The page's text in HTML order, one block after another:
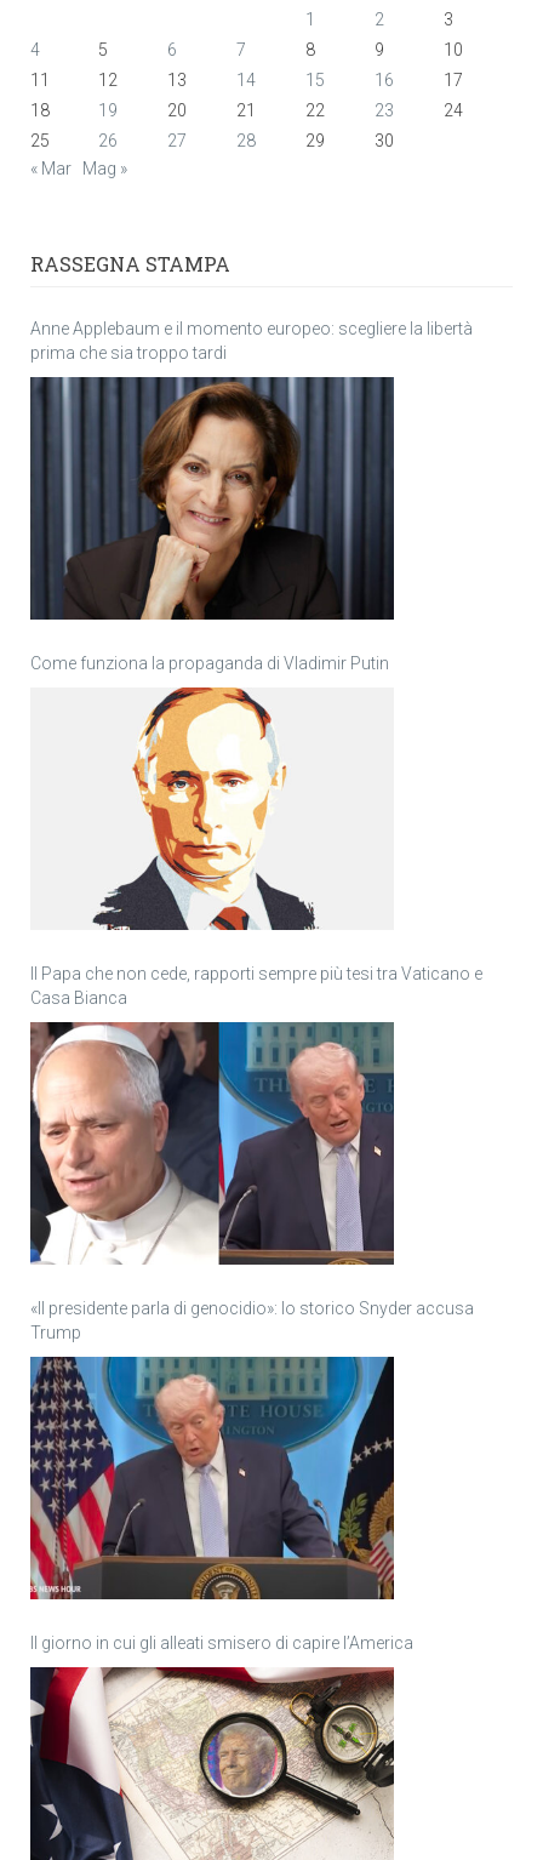
1
2
3
4
5 6 7 8 9
10
11
12 13 14 15 16
17
18
19 20 21 22 23
24
25
26 27 28 29
30
« Mar
Mag »
RASSEGNA STAMPA
Anne Applebaum e il momento europeo: scegliere la libertà
prima che sia troppo tardi
Come funziona la propaganda di Vladimir Putin
Il Papa che non cede, rapporti sempre più tesi tra Vaticano e
Casa Bianca
«Il presidente parla di genocidio»: lo storico Snyder accusa
Trump
Il giorno in cui gli alleati smisero di capire l’America